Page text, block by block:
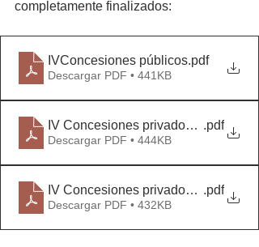
completamente finalizados:
IVConcesiones públicos.pdf
Descargar PDF • 441KB
IV Concesiones privados productivos
.pdf
Descargar PDF • 444KB
IV Concesiones privados no.pdf
Descargar PDF • 432KB